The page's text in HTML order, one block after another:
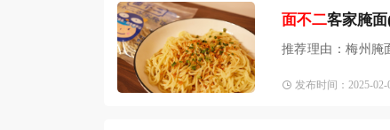
面不二客家腌
推荐理由：梅州腌
发布时间：2025-02-